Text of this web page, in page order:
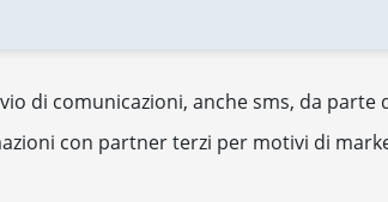
di comunicazioni, anche sms, da parte
con partner terzi per motivi di